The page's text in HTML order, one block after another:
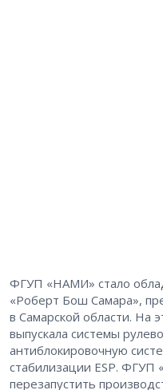
ФГУП «НАМИ» стало
«Роберт Бош Самара»,
в Самарской области. На
выпускала системы
антиблокировочную
стабилизации ESP. ФГУП
перезапустить